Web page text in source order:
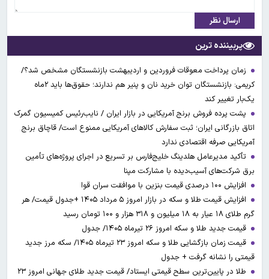
ارسال نظر
پربیننده ترین
زمان پرداخت معوقات فروردین و اردیبهشت بازنشستگان مشخص شد؟/
کریمی: بازنشستگان توان خرید نان و پنیر هم ندارند؛ حقوق‌ها باید ۲ماه
یک‌بار تغییر کند
پشت پرده فروش برنج آمریکایی در بازار ایران / نایب‌رئیس کمیسیون گمرک
اتاق بازرگانی ایران؛ ثبت سفارش کالاهای آمریکایی ممنوع است/ قاچاق برنج
آمریکایی صرفه اقتصادی ندارد
تأکید مدیرعامل هلدینگ خلیج‌فارس بر تسریع در اجرای پروژه‌های تأمین
برق شرکت‌های آسیب‌دیده با مشارکت مپنا
افزایش ۱۰۰ درصدی قیمت بنزین با موافقت سران قوا
افزایش قیمت طلا و سکه در بازار امروز ۵ مرداد ۱۴۰۵ +جدول قیمت/ هر
گرم طلای ۱۸ عیار به ۱۸ میلیون و ۳۱۸ هزار و ۱۰۰ تومان رسید
قیمت جدید طلا و سکه امروز ۲۶ تیرماه ۱۴۰۵/ جدول
قیمت زمان بازگشایی طلا و سکه امروز ۲۳ تیرماه ۱۴۰۵/ سکه مرز جدید
قیمتی را نشانه گرفت + جدول
طلا در پایین‌ترین سطح قیمتی ایستاد/ قیمت جدید طلای جهانی امروز ۲۳